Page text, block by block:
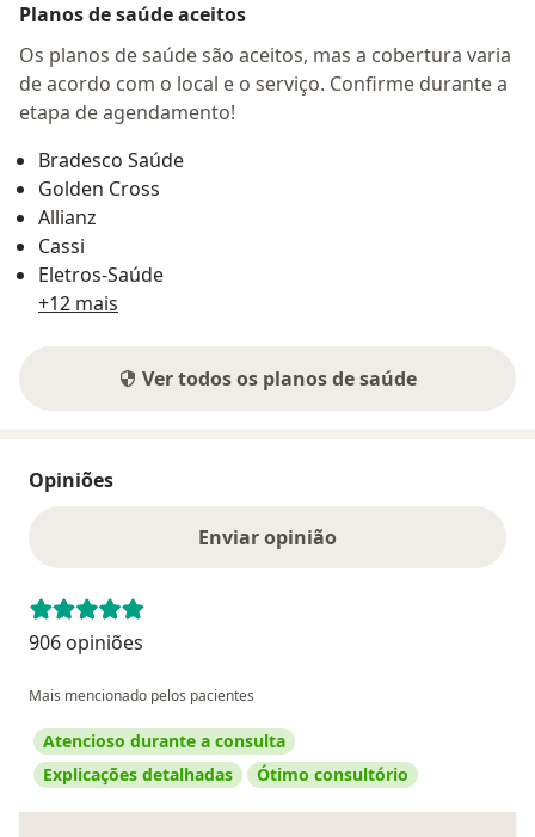
Planos de saúde aceitos
Os planos de saúde são aceitos, mas a cobertura varia
de acordo com o local e o serviço. Confirme durante a
etapa de agendamento!
Bradesco Saúde
Golden Cross
Allianz
Cassi
Eletros-Saúde
+12 mais
Ver todos os planos de saúde
Opiniões
Enviar opinião
906 opiniões
Mais mencionado pelos pacientes
Atencioso durante a consulta
Explicações detalhadas
Ótimo consultório